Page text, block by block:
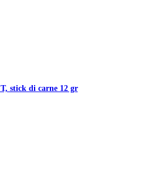
stick di carne 12 gr